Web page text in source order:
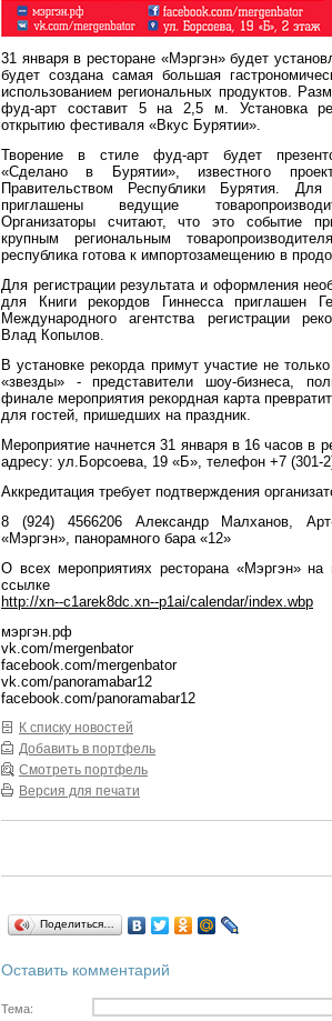
31 января в ресторане «Мэргэн» будет
будет создана самая большая
использованием региональных продуктов.
фуд-арт составит 5 на 2,5 м. Установка
открытию фестиваля «Вкус Бурятии».
Творение в стиле фуд-арт будет
«Сделано в Бурятии», известного
Правительством Республики Бурятия.
приглашены ведущие
Организаторы считают, что это событие
крупным региональным
республика готова к импортозамещению в
Для регистрации результата и оформления
для Книги рекордов Гиннесса приглашен
Международного агентства регистрации
Влад Копылов.
В установке рекорда примут участие не
«звезды» - представители шоу-бизнеса,
финале мероприятия рекордная карта
для гостей, пришедших на праздник.
Мероприятие начнется 31 января в 16 часов в
адресу: ул.Борсоева, 19 «Б», телефон +7 (301-
Аккредитация требует подтверждения
8 (924) 4566206 Александр Малханов, Арт-
«Мэргэн», панорамного бара «12»
О всех мероприятиях ресторана «Мэргэн»
ссылке
http://xn--c1arek8dc.xn--p1ai/calendar/index.wbp
мэргэн.рф
vk.com/mergenbator
facebook.com/mergenbator
vk.com/panoramabar12
facebook.com/panoramabar12
К списку новостей
Добавить в портфель
Смотреть портфель
Версия для печати
Поделиться…
Оставить комментарий
Тема: